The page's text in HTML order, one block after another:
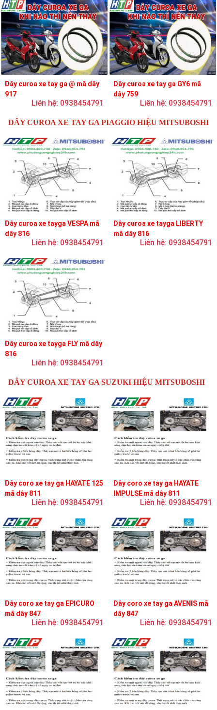
Dây curoa xe tay ga @ mã dây
917
Liên hệ: 0938454791
Dây curoa xe tay ga GY6 mã
dây 759
Liên hệ: 0938454791
DÂY CUROA XE TAY GA PIAGGIO HIỆU MITSUBOSHI
Dây curoa xe tayga VESPA mã
dây 816
Liên hệ: 0938454791
Dây curoa xe tayga LIBERTY
mã dây 816
Liên hệ: 0938454791
Dây curoa xe tayga FLY mã dây
816
Liên hệ: 0938454791
DÂY CUROA XE TAY GA SUZUKI HIỆU MITSUBOSHI
Dây coro xe tay ga HAYATE 125
mã dây 811
Liên hệ: 0938454791
Dây coro xe tay ga HAYATE
IMPULSE mã dây 811
Liên hệ: 0938454791
Dây coro xe tay ga EPICURO
mã dây 847
Liên hệ: 0938454791
Dây coro xe tay ga AVENIS mã
dây 847
Liên hệ: 0938454791